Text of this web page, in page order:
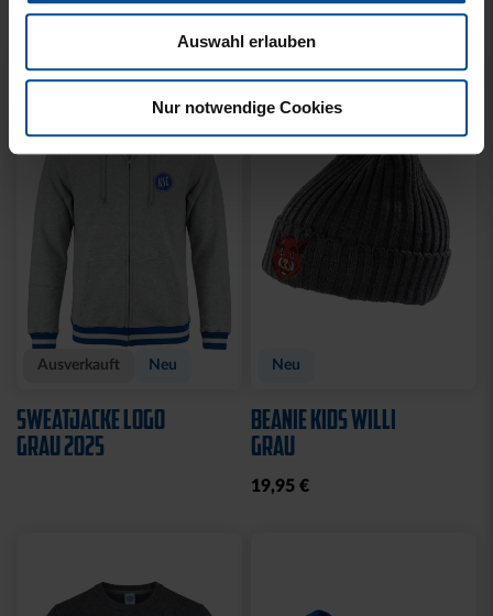
Auswahl erlauben
Nur notwendige Cookies
35,00 € 79,95 €
30 Tage Bestpreis: 35,00 €
Ausverkauft Neu
SWEATJACKE LOGO
GRAU 2025
Neu
BEANIE KIDS WILLI
GRAU
19,95 €